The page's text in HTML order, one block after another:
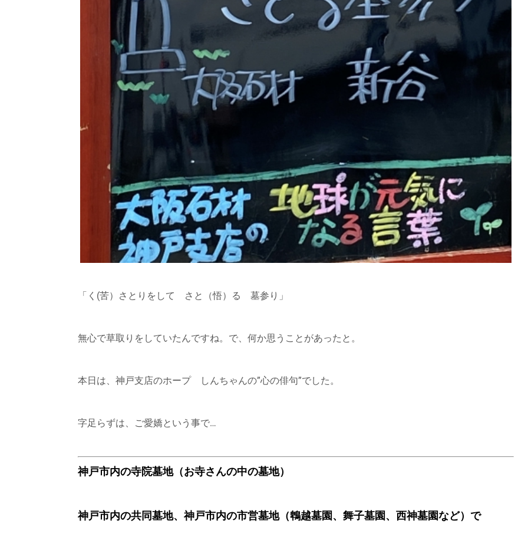
「く(苦）さとりをして さと（悟）る 墓参り」
無心で草取りをしていたんですね。で、何か思うことがあったと。
本日は、神戸支店のホープ しんちゃんの”心の俳句”でした。
字足らずは、ご愛嬌という事で…
神戸市内の寺院墓地（お寺さんの中の墓地）
神戸市内の共同墓地、神戸市内の市営墓地（鵯越墓園、舞子墓園、西神墓園など）で